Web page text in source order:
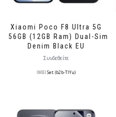
Xiaomi Poco F8 Ultra 5G
256GB (12GB Ram) Dual-Sim
Denim Black EU
Συνδεθείτε
IMEI Set: (b2b-TlYu)